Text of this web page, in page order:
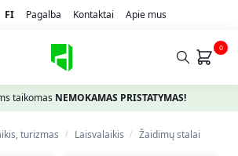
FI Pagalba Kontaktai Apie mus
0
taikomas NEMOKAMAS PRISTATYMAS!
turizmas / Laisvalaikis / Žaidimų stalai